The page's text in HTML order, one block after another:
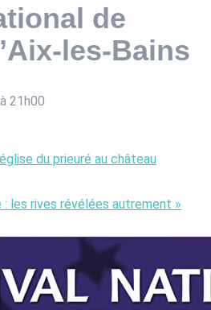
de
les-Bains
21h00
du prieuré au château
: les rives révélées autrement »